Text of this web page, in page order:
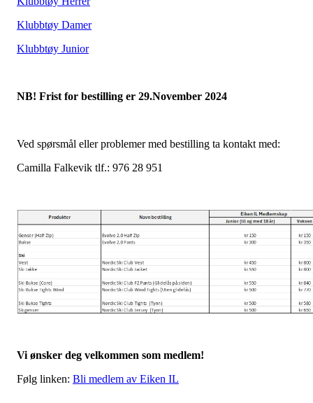
Klubbtøy Damer
Klubbtøy Junior
NB! Frist for bestilling er 29.November 2024
Ved spørsmål eller problemer med bestilling ta kontakt med:
Camilla Falkevik tlf.: 976 28 951
Vi ønsker deg velkommen som medlem!
Følg linken: Bli medlem av Eiken IL